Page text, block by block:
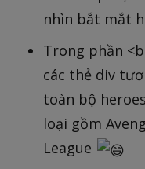
nhìn bắt mắt
Trong phần
các thẻ div
toàn bộ
loại gồm
League